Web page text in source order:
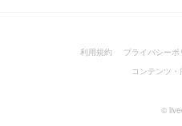
利用規約 プライバシーポ
コンテンツ
©